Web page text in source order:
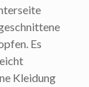
Es
Kleidung